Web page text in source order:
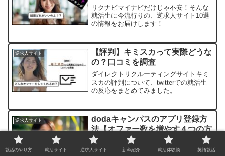
リクナビマイナビだけじゃ不安！そんな
就活生に今流行りの、逆求人サイト10選
の情報をお届けします！
逆求人サイト
【評判】キミスカって実際どうな
の？口コミを調査
ダイレクトリクルーティングサイトキミ
スカの評判について、twitterでの就活生
の反応をまとめてみました。
逆求人サイト
dodaキャンパスのアプリ登録方
法【オファー数を増やす４つの方
法】
ダイレクトリクルーティングサイトの
就活のやり方 就活サイト 逆求人サイト 新卒紹介 就活体験談 英語就活